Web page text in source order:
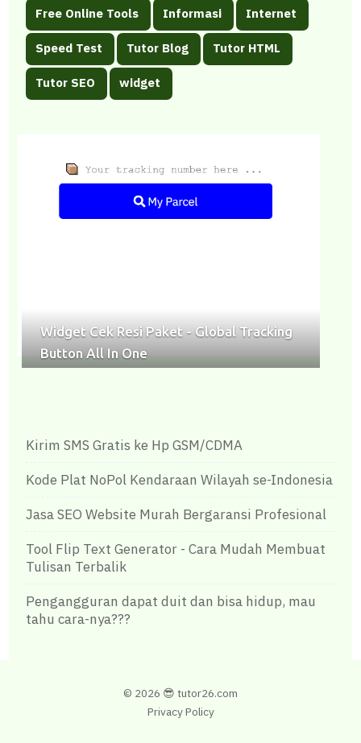
Free Online Tools Informasi Internet
Speed Test Tutor Blog Tutor HTML
Tutor SEO widget
Widget Cek Resi Paket - Global Tracking
Button All In One
Kirim SMS Gratis ke Hp GSM/CDMA
Kode Plat NoPol Kendaraan Wilayah se-Indonesia
Jasa SEO Website Murah Bergaransi Profesional
Tool Flip Text Generator - Cara Mudah Membuat
Tulisan Terbalik
Pengangguran dapat duit dan bisa hidup, mau
tahu cara-nya???
© 2026 😎 tutor26.com
Privacy Policy